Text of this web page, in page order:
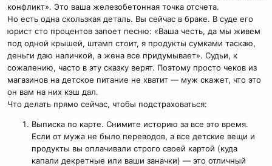
конфликт». Это ваша железобетонная точка отсчета.
Но есть одна скользкая деталь. Вы сейчас в браке. В суде его
юрист сто процентов запоет песню: «Ваша честь, да мы живем
под одной крышей, штамп стоит, я продукты сумками таскаю,
деньги даю наличкой, а жена все придумывает». Судьи, к
сожалению, часто в эту сказку верят. Поэтому просто чеков из
магазинов на детское питание не хватит — муж скажет, что это
он вам на них кэш дал.
Что делать прямо сейчас, чтобы подстраховаться:
Выписка по карте. Снимите историю за все это время.
Если от мужа не было переводов, а все детские вещи и
продукты вы оплачивали строго своей картой (куда
капали декретные или ваши заначки) — это отличный